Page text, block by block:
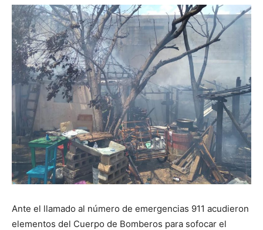
Ante el llamado al número de emergencias 911 acudieron
elementos del Cuerpo de Bomberos para sofocar el